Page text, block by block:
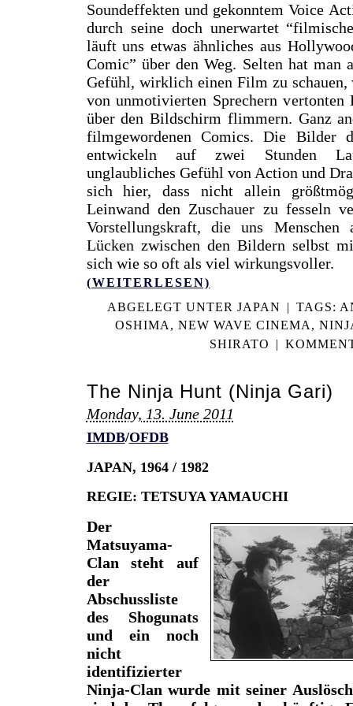
Soundeffekten und gekonntem Voice
durch seine doch unerwartet
läuft uns etwas ähnliches aus
Comic” über den Weg. Selten hat man
Gefühl, wirklich einen Film zu schauen,
von unmotivierten Sprechern vertonten
über den Bildschirm flimmern. Ganz
filmgewordenen Comics. Die Bilder
entwickeln auf zwei Stunden
unglaubliches Gefühl von Action und
sich hier, dass nicht allein
Leinwand den Zuschauer zu fesseln
Vorstellungskraft, die uns Menschen
Lücken zwischen den Bildern selbst
sich wie so oft als viel wirkungsvoller.
(WEITERLESEN)
ABGELEGT UNTER JAPAN | TAGS:
OSHIMA , NEW WAVE CINEMA ,
SHIRATO
|
The Ninja Hunt (Ninja Gari)
Monday, 13. June 2011
IMDB/OFDB
JAPAN, 1964 / 1982
REGIE: TETSUYA YAMAUCHI
Der
Matsuyama-
Clan steht auf
der
Abschussliste
des Shogunats
und ein noch
nicht
identifizierter
Ninja-Clan wurde mit seiner